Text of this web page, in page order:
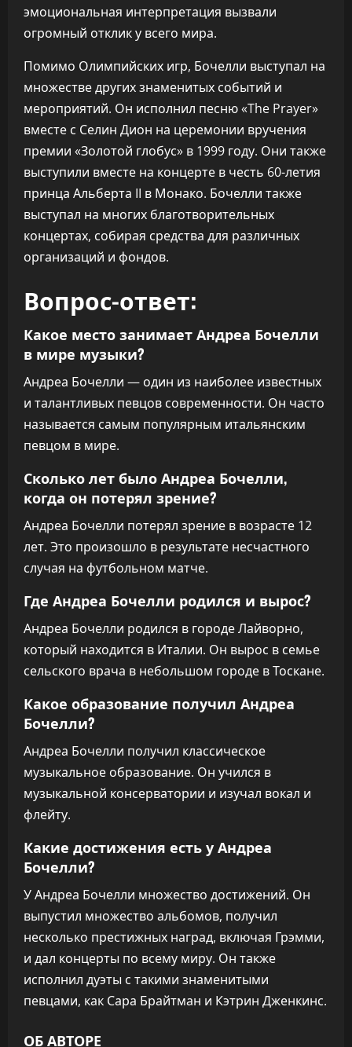
эмоциональная интерпретация вызвали
огромный отклик у всего мира.
Помимо Олимпийских игр, Бочелли выступал на
множестве других знаменитых событий и
мероприятий. Он исполнил песню «The Prayer»
вместе с Селин Дион на церемонии вручения
премии «Золотой глобус» в 1999 году. Они также
выступили вместе на концерте в честь 60-летия
принца Альберта II в Монако. Бочелли также
выступал на многих благотворительных
концертах, собирая средства для различных
организаций и фондов.
Вопрос-ответ:
Какое место занимает Андреа Бочелли
в мире музыки?
Андреа Бочелли — один из наиболее известных
и талантливых певцов современности. Он часто
называется самым популярным итальянским
певцом в мире.
Сколько лет было Андреа Бочелли,
когда он потерял зрение?
Андреа Бочелли потерял зрение в возрасте 12
лет. Это произошло в результате несчастного
случая на футбольном матче.
Где Андреа Бочелли родился и вырос?
Андреа Бочелли родился в городе Лайворно,
который находится в Италии. Он вырос в семье
сельского врача в небольшом городе в Тоскане.
Какое образование получил Андреа
Бочелли?
Андреа Бочелли получил классическое
музыкальное образование. Он учился в
музыкальной консерватории и изучал вокал и
флейту.
Какие достижения есть у Андреа
Бочелли?
У Андреа Бочелли множество достижений. Он
выпустил множество альбомов, получил
несколько престижных наград, включая Грэмми,
и дал концерты по всему миру. Он также
исполнил дуэты с такими знаменитыми
певцами, как Сара Брайтман и Кэтрин Дженкинс.
ОБ АВТОРЕ